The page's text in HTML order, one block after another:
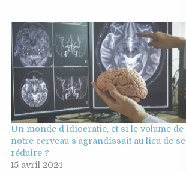
Un monde d’idiocratie, et si le volume de
notre cerveau s’agrandissait au lieu de se
réduire ?
15 avril 2024